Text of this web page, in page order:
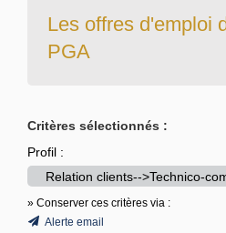
Les offres d'emploi
PGA
Critères sélectionnés :
Profil :
Relation clients-->Technico-
» Conserver ces critères via :
Alerte email